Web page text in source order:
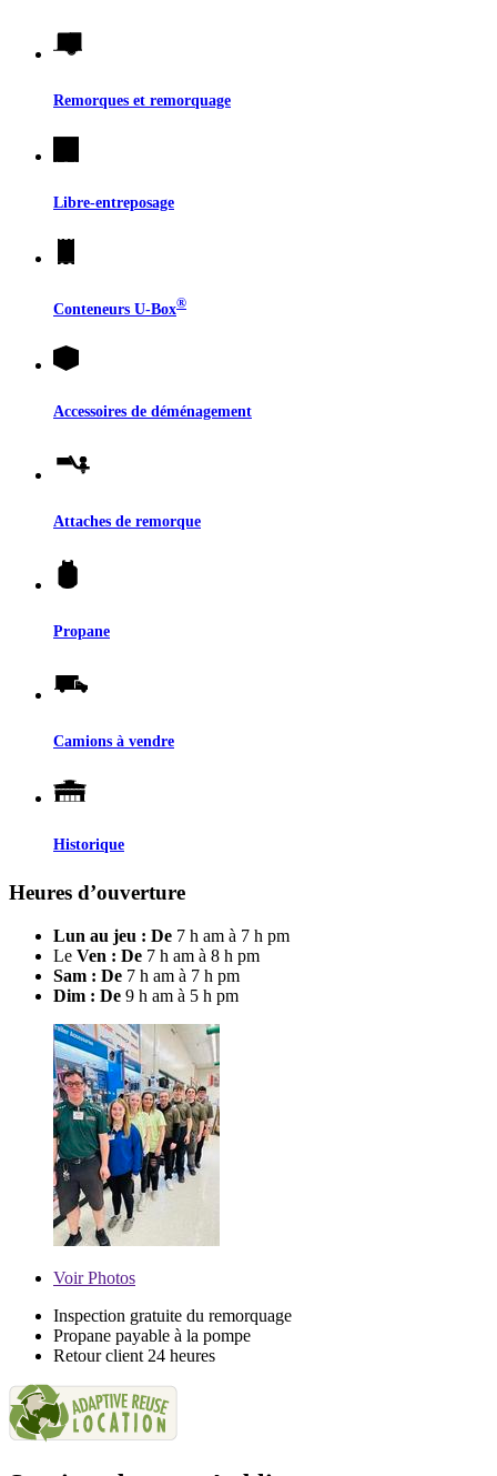
Remorques et remorquage
Libre-entreposage
Conteneurs U-Box®
Accessoires de déménagement
Attaches de remorque
Propane
Camions à vendre
Historique
Heures d’ouverture
Lun au jeu : De 7 h am à 7 h pm
Le Ven : De 7 h am à 8 h pm
Sam : De 7 h am à 7 h pm
Dim : De 9 h am à 5 h pm
VoirPhotos
Inspection gratuite du remorquage
Propane payable à la pompe
Retour client 24 heures